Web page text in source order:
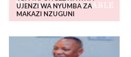
UJENZI WA NYUMBA ZA
MAKAZI NZUGUNI